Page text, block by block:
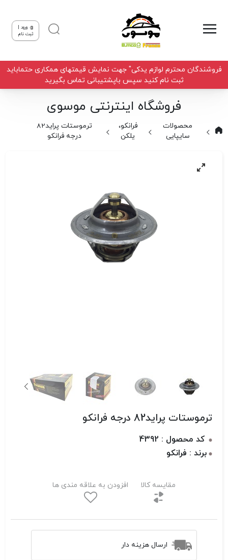
ورود |
ثبت نام
فروشندگان محترم لوازم یدکی" جهت نمایش قیمتهای همکاری حتماباید
ثبت نام کنید سپس باپشتیبانی تماس بگیرید
فروشگاه اینترنتی موسوی
محصولات
سایپایی
فرانکو،
یلکن
ترموستات پراید82
درجه فرانکو
ترموستات پراید82 درجه فرانکو
کد محصول : 4392
برند : فرانکو
مقایسه کالا افزودن به علاقه مندی ها
ارسال هزینه دار